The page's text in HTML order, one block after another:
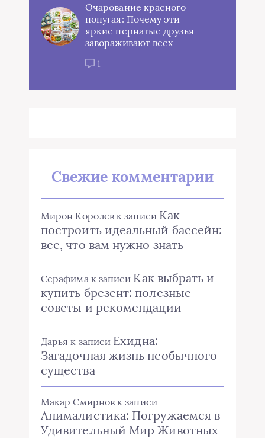
Очарование красного
попугая: Почему эти
яркие пернатые друзья
завораживают всех
1
Свежие комментарии
Мирон Королев к записи Как
построить идеальный бассейн:
все, что вам нужно знать
Серафима к записи Как выбрать и
купить брезент: полезные
советы и рекомендации
Дарья к записи Ехидна:
Загадочная жизнь необычного
существа
Макар Смирнов к записи
Анималистика: Погружаемся в
Удивительный Мир Животных